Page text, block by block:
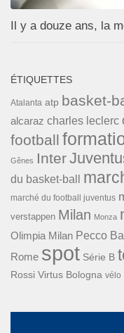
Il y a douze ans, la
ÉTIQUETTES
Atalanta atp basket-
alcaraz charles leclerc
football
Gênes Inter
du basket-ball
marché du football juventus
verstappen Milan Monza
Olimpia Milan Pecco
Rome spot Série B
Rossi Virtus Bologna vélo